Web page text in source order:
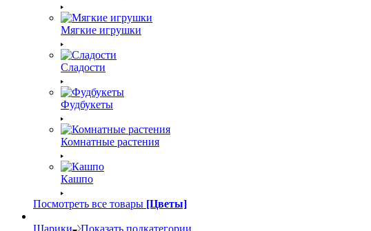
Мягкие игрушки
Сладости
Фудбукеты
Комнатные растения
Кашпо
Посмотреть все товары [Цветы]